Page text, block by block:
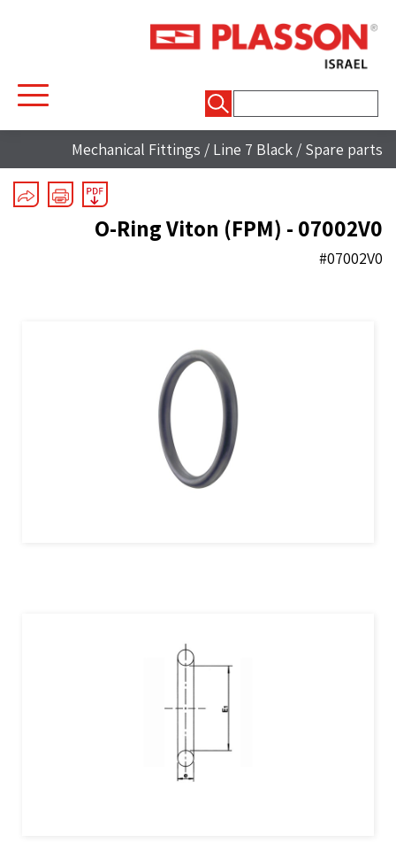
Mechanical Fittings / Line 7 Black / Spare parts
O-Ring Viton (FPM) - 07002V0
#07002V0